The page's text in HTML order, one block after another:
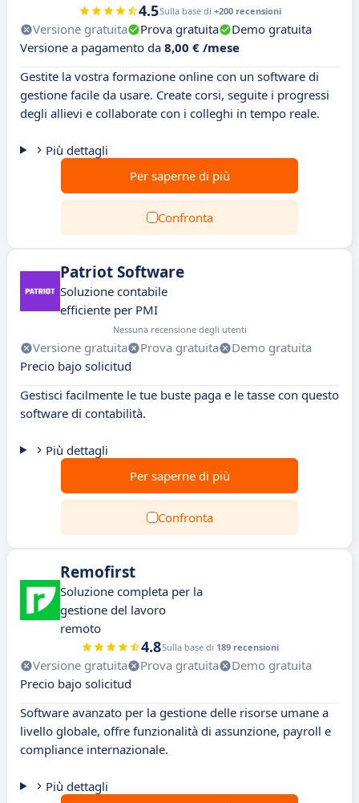
4.5Sulla base di +200 recensioni
Versione gratuita Prova gratuita
Demo gratuita
Versione a pagamento da 8,00 € /mese
Gestite la vostra formazione online con un software di
gestione facile da usare. Create corsi, seguite i progressi
degli allievi e collaborate con i colleghi in tempo reale.
Più dettagli
Per saperne di più
Confronta
Patriot Software
Soluzione contabile
efficiente per PMI
Nessuna recensione degli utenti
Versione gratuita Prova gratuita
Demo gratuita
Precio bajo solicitud
Gestisci facilmente le tue buste paga e le tasse con questo
software di contabilità.
Più dettagli
Per saperne di più
Confronta
Remofirst
Soluzione completa per la
gestione del lavoro
remoto
4.8Sulla base di 189 recensioni
Versione gratuita Prova gratuita
Demo gratuita
Precio bajo solicitud
Software avanzato per la gestione delle risorse umane a
livello globale, offre funzionalità di assunzione, payroll e
compliance internazionale.
Più dettagli